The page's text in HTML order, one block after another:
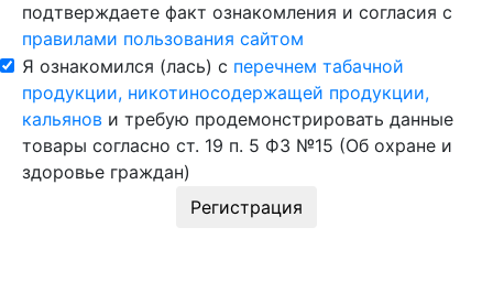
подтверждаете факт ознакомления и согласия с
правилами пользования сайтом
Я ознакомился (лась) с перечнем табачной
продукции, никотиносодержащей продукции,
кальянов и требую продемонстрировать данные
товары согласно ст. 19 п. 5 ФЗ №15 (Об охране и
здоровье граждан)
Регистрация